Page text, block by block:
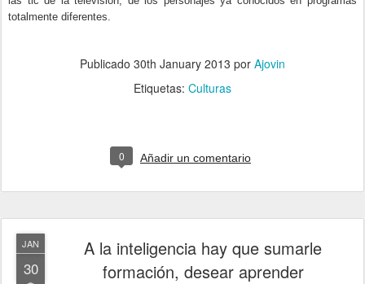
totalmente diferentes.
Publicado 30th January 2013 por Ajovin
Etiquetas: Culturas
0 Añadir un comentario
JAN
30
A la inteligencia hay que sumarle
formación, desear aprender